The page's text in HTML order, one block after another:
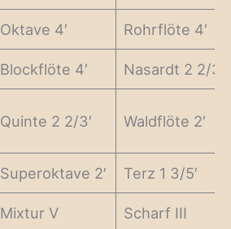
Oktave 4′ Rohrflöte 4′
Blockflöte 4′ Nasardt 2 2/3′
Quinte 2 2/3′ Waldflöte 2′
Superoktave 2′ Terz 1 3/5′
Mixtur V Scharf III